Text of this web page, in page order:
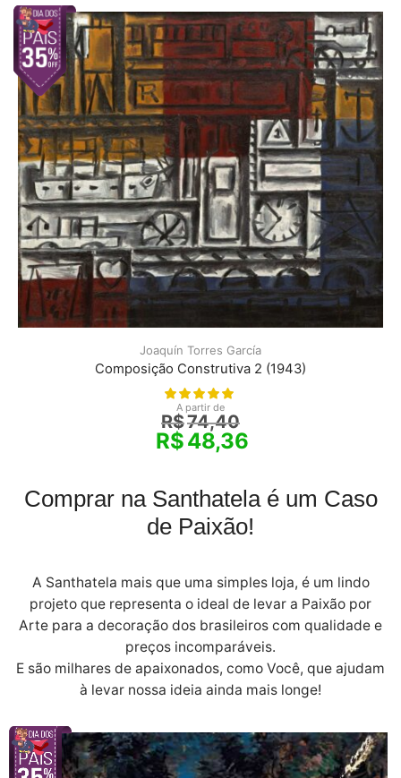
Joaquín Torres García
Composição Construtiva 2 (1943)
A partir de
R$74,40
R$48,36
Comprar na Santhatela é um Caso
de Paixão!
A Santhatela mais que uma simples loja, é um lindo
projeto que representa o ideal de levar a Paixão por
Arte para a decoração dos brasileiros com qualidade e
preços incomparáveis.
E são milhares de apaixonados, como Você, que ajudam
à levar nossa ideia ainda mais longe!